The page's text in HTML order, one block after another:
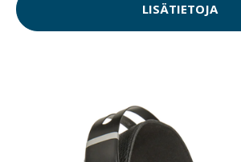
LISÄTIETOJA